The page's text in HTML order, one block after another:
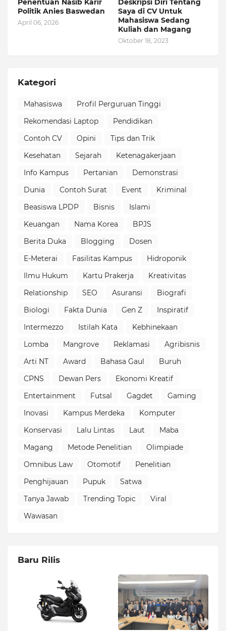
Penentuan Nasib Karir
Politik Anies Baswedan
April 06, 2026
Deskripsi Diri Tentang
Saya di CV Untuk
Mahasiswa Sedang
Kuliah dan Magang
Oktober 18, 2023
Kategori
Mahasiswa
Profil Perguruan Tinggi
Rekomendasi Laptop
Pendidikan
Contoh CV
Opini
Tips dan Trik
Kesehatan
Sejarah
Ketenagakerjaan
Info Kampus
Pertanian
Demonstrasi
Dunia
Contoh Surat Event
Kriminal
Beasiswa LPDP
Bisnis
Islami
Keuangan
Nama Korea
BPJS
Berita Duka
Blogging
Dosen
E-Meterai
Fasilitas Kampus
Hidroponik
Ilmu Hukum
Kartu Prakerja
Kreativitas
Relationship
SEO Asuransi
Biografi
Biologi
Fakta Dunia Gen Z
Inspiratif
Intermezzo
Istilah Kata
Kebhinekaan
Lomba
Mangrove Reklamasi
Agribisnis
Arti NT
Award Bahasa Gaul
Buruh
CPNS
Dewan Pers
Ekonomi Kreatif
Entertainment
Futsal Gagdet
Gaming
Inovasi
Kampus Merdeka
Komputer
Konservasi
Lalu Lintas Laut
Maba
Magang
Metode Penelitian
Olimpiade
Omnibus Law
Otomotif
Penelitian
Penghijauan
Pupuk
Satwa
Tanya Jawab
Trending Topic
Viral
Wawasan
Baru Rilis